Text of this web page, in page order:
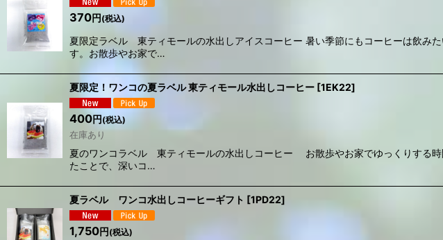
370円 (税込)
夏限定ラベル 東ティモールの水出しアイスコーヒー 暑い季節にもコーヒーは飲み
す。お散歩やお家で…
夏限定！ワンコの夏ラベル 東ティモール水出しコーヒー [1EK22]
400円 (税込)
在庫あり
夏のワンコラベル 東ティモールの水出しコーヒー お散歩やお家でゆっくりする時
たことで、深いコ…
夏ラベル ワンコ水出しコーヒーギフト [1PD22]
1,750円 (税込)